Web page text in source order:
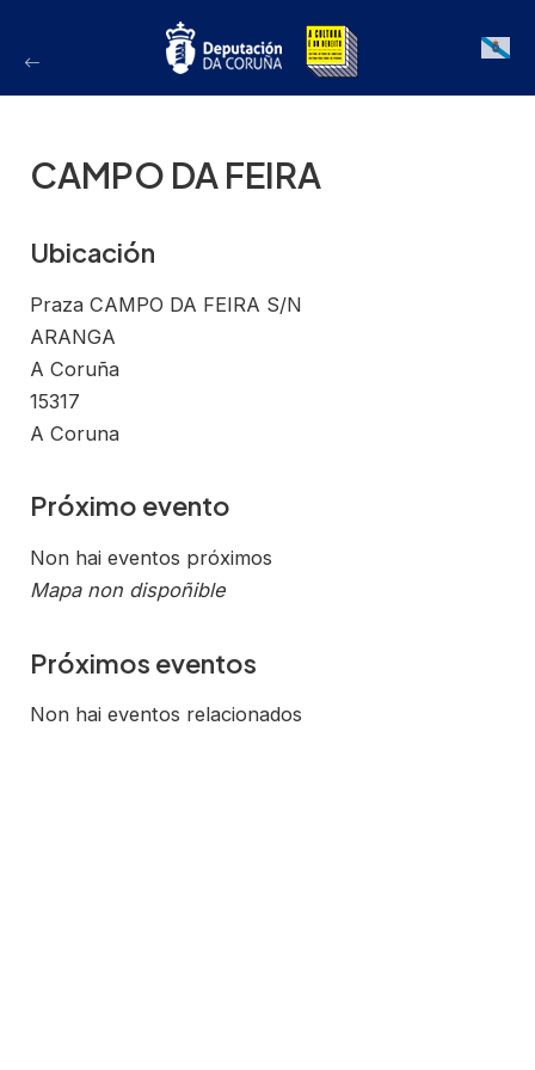
Galician
CAMPO DA FEIRA
Ubicación
Praza CAMPO DA FEIRA S/N
ARANGA
A Coruña
15317
A Coruna
Próximo evento
Non hai eventos próximos
Mapa non dispoñible
Próximos eventos
Non hai eventos relacionados